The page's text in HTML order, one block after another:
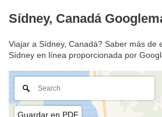
Sídney, Canadá
Viajar a Sídney, Canadá? Saber más de
Sídney en línea proporcionada por
Guardar en PDF